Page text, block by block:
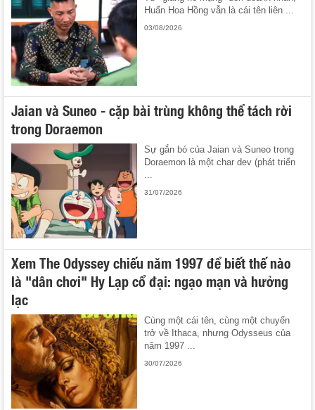
Huấn Hoa Hồng vẫn là cái tên liên ...
03/08/2026
Jaian và Suneo - cặp bài trùng không thể tách rời
trong Doraemon
Sự gắn bó của Jaian và Suneo trong
Doraemon là một char dev (phát triển
...
31/07/2026
Xem The Odyssey chiếu năm 1997 để biết thế nào
là "dân chơi" Hy Lạp cổ đại: ngạo mạn và hưởng
lạc
Cùng một cái tên, cùng một chuyến
trở về Ithaca, nhưng Odysseus của
năm 1997 ...
30/07/2026